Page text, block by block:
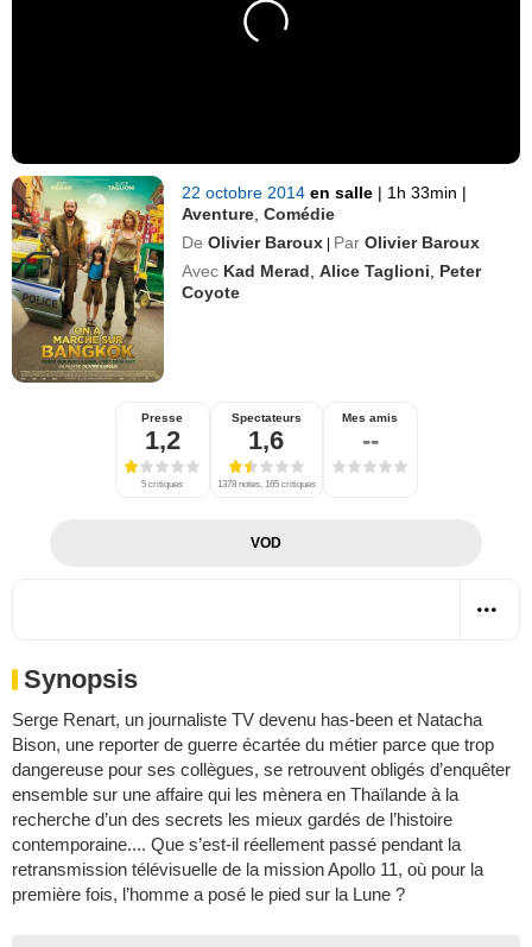
22 octobre 2014en salle | 1h 33min |
Aventure ,Comédie
De Olivier Baroux | Par Olivier Baroux
Avec Kad Merad ,Alice Taglioni
Peter
Coyote
Presse
1,2
5 critiques
Spectateurs
1,6
1378 notes, 165 critiques
Mes amis
--
VOD
Synopsis
Serge Renart, un journaliste TV devenu has-been et Natacha
Bison, une reporter de guerre écartée du métier parce que trop
dangereuse pour ses collègues, se retrouvent obligés d’enquêter
ensemble sur une affaire qui les mènera en Thaïlande à la
recherche d’un des secrets les mieux gardés de l’histoire
contemporaine.... Que s’est-il réellement passé pendant la
retransmission télévisuelle de la mission Apollo 11, où pour la
première fois, l’homme a posé le pied sur la Lune ?